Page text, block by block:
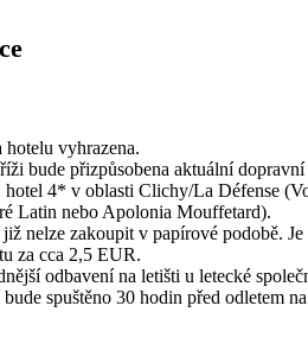
hotelu vyhrazena.
bude přizpůsobena aktuální dopravní
4* v oblasti Clichy/La Défense
Latin nebo Apolonia Mouffetard).
nelze zakoupit v papírové podobě.
za cca 2,5 EUR.
odbavení na letišti u letecké
spuštěno 30 hodin před odletem